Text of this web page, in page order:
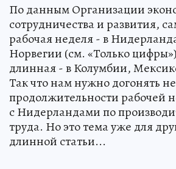
По данным Организации
сотрудничества и развития,
рабочая неделя - в
Норвегии (см. «Только
длинная - в Колумбии,
Так что нам нужно догонять
продолжительности рабочей
с Нидерландами по
труда. Но это тема уже для
длинной статьи...